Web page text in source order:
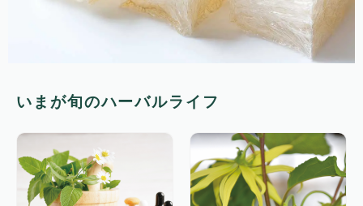
いまが旬のハーバルライフ